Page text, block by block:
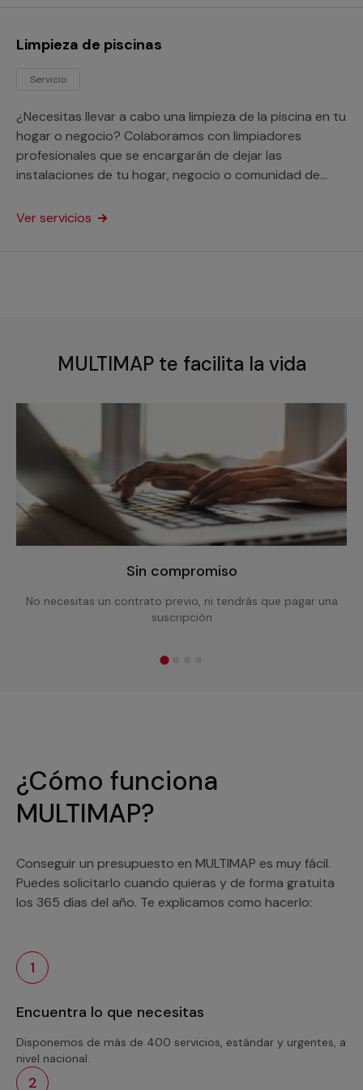
Limpieza de piscinas
Servicio
¿Necesitas llevar a cabo una limpieza de la piscina en tu
hogar o negocio? Colaboramos con limpiadores
profesionales que se encargarán de dejar las
instalaciones de tu hogar, negocio o comunidad de
Ver servicios
MULTIMAP te facilita la vida
Sin compromiso
No necesitas un contrato previo, ni tendrás que pagar una
suscripción
¿Cómo funciona
MULTIMAP?
Conseguir un presupuesto en MULTIMAP es muy fácil.
Puedes solicitarlo cuando quieras y de forma gratuita
los 365 días del año. Te explicamos como hacerlo:
1
Encuentra lo que necesitas
Disponemos de más de 400 servicios, estándar y urgentes, a
nivel nacional.
2